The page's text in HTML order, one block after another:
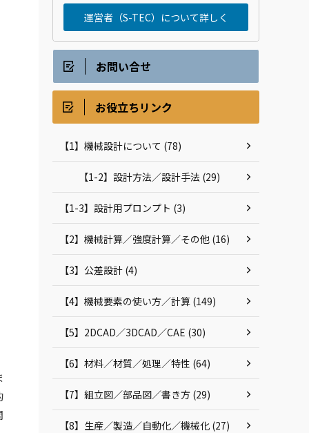
運営者（S-TEC）について詳しく
お問い合せ
お役立ちリンク
【1】機械設計について (78)
【1-2】設計方法／設計手法 (29)
【1-3】設計用プロンプト (3)
【2】機械計算／強度計算／その他 (16)
【3】公差設計 (4)
【4】機械要素の使い方／計算 (149)
【5】2DCAD／3DCAD／CAE (30)
【6】材料／材質／処理／特性 (64)
【7】組立図／部品図／書き方 (29)
【8】生産／製造／自動化／機械化 (27)